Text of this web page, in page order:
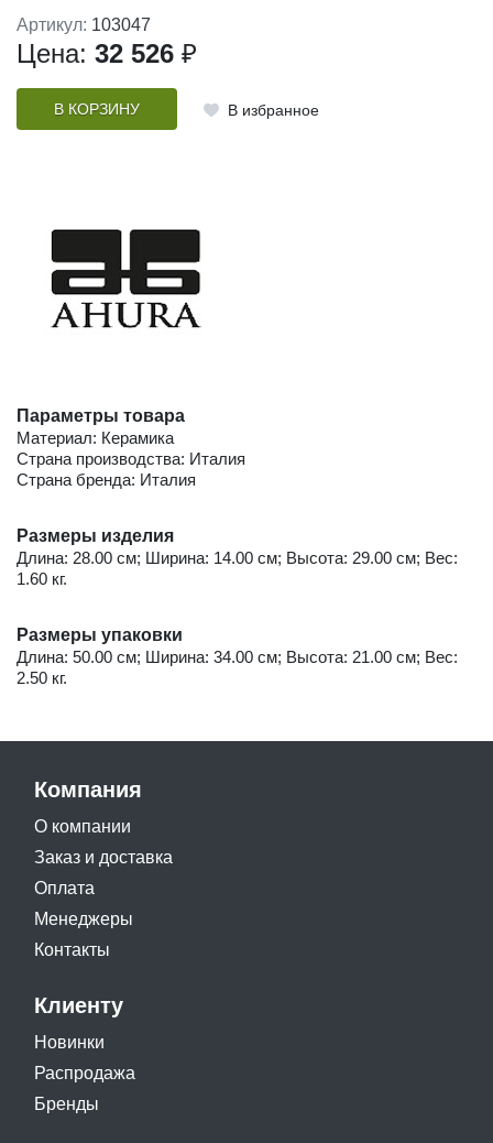
Артикул: 103047
Цена: 32 526 ₽
В КОРЗИНУ В избранное
Параметры товара
Материал: Керамика
Страна производства: Италия
Страна бренда: Италия
Размеры изделия
Длина: 28.00 см; Ширина: 14.00 см; Высота: 29.00 см; Вес:
1.60 кг.
Размеры упаковки
Длина: 50.00 см; Ширина: 34.00 см; Высота: 21.00 см; Вес:
2.50 кг.
Компания
О компании
Заказ и доставка
Оплата
Менеджеры
Контакты
Клиенту
Новинки
Распродажа
Бренды